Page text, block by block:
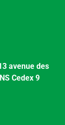
avenue des
Cedex 9